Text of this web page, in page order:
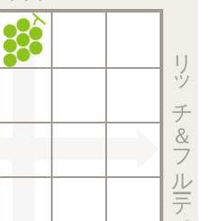
リッチ＆フルーティー